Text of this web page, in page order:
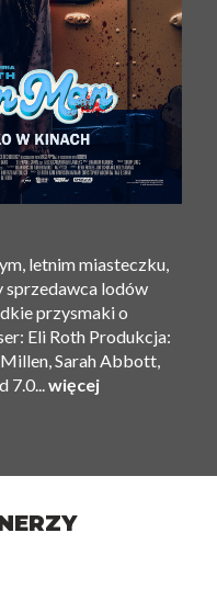
letnim miasteczku,
sprzedawca lodów
przysmaki o
Eli Roth Produkcja:
Sarah Abbott,
7.0...więcej